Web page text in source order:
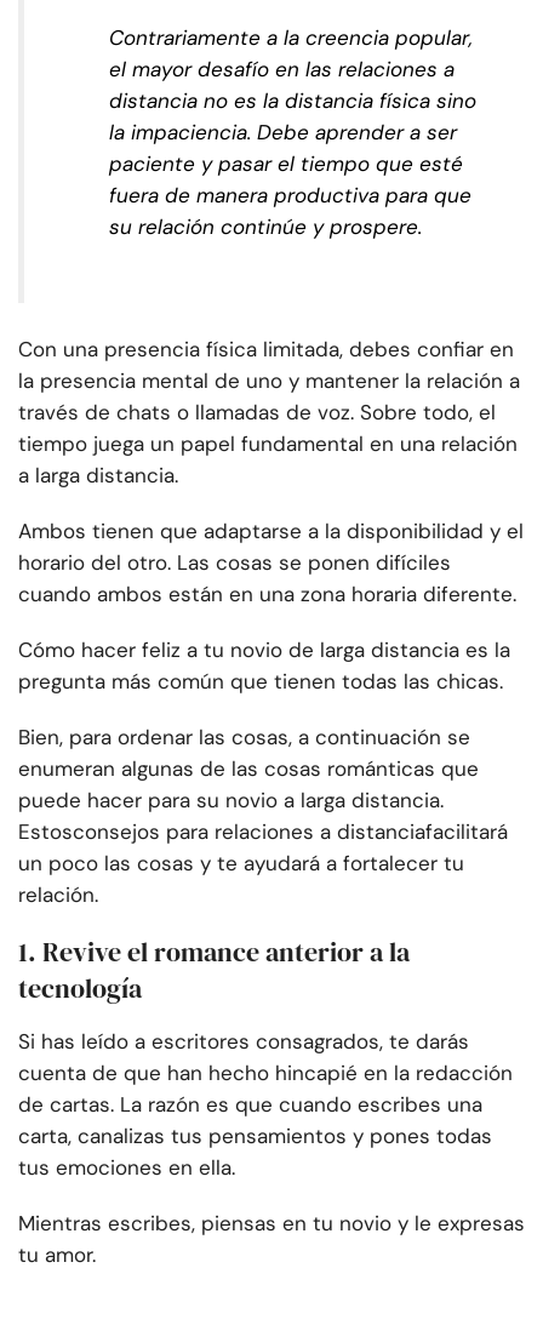
Contrariamente a la creencia popular,
el mayor desafío en las relaciones a
distancia no es la distancia física sino
la impaciencia. Debe aprender a ser
paciente y pasar el tiempo que esté
fuera de manera productiva para que
su relación continúe y prospere.
Con una presencia física limitada, debes confiar en
la presencia mental de uno y mantener la relación a
través de chats o llamadas de voz. Sobre todo, el
tiempo juega un papel fundamental en una relación
a larga distancia.
Ambos tienen que adaptarse a la disponibilidad y el
horario del otro. Las cosas se ponen difíciles
cuando ambos están en una zona horaria diferente.
Cómo hacer feliz a tu novio de larga distancia es la
pregunta más común que tienen todas las chicas.
Bien, para ordenar las cosas, a continuación se
enumeran algunas de las cosas románticas que
puede hacer para su novio a larga distancia.
Estosconsejos para relaciones a distanciafacilitará
un poco las cosas y te ayudará a fortalecer tu
relación.
1. Revive el romance anterior a la
tecnología
Si has leído a escritores consagrados, te darás
cuenta de que han hecho hincapié en la redacción
de cartas. La razón es que cuando escribes una
carta, canalizas tus pensamientos y pones todas
tus emociones en ella.
Mientras escribes, piensas en tu novio y le expresas
tu amor.